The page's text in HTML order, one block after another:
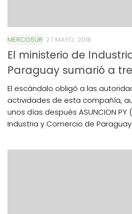
MERCOSUR 27 MAYO, 2018
El ministerio de
Paraguay sumarió a
El escándalo obligó a las
actividades de esta compañía,
unos días después ASUNCION PY
Industria y Comercio de